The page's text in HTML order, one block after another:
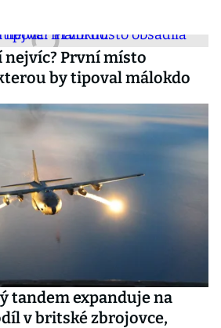
První místo
by tipoval málokdo
tandem expanduje na
v britské zbrojovce,